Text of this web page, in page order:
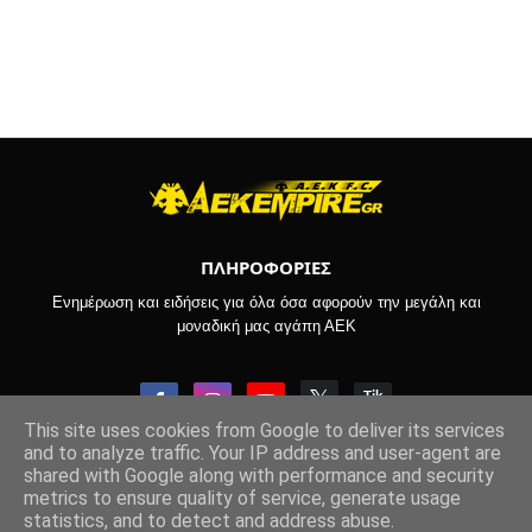
ΠΛΗΡΟΦΟΡΙΕΣ
Ενημέρωση και ειδήσεις για όλα όσα αφορούν την μεγάλη και
μοναδική μας αγάπη ΑΕΚ
Copyright © 2022-2026 -Aekempire.Gr
This site uses cookies from Google to deliver its services
and to analyze traffic. Your IP address and user-agent are
shared with Google along with performance and security
metrics to ensure quality of service, generate usage
statistics, and to detect and address abuse.